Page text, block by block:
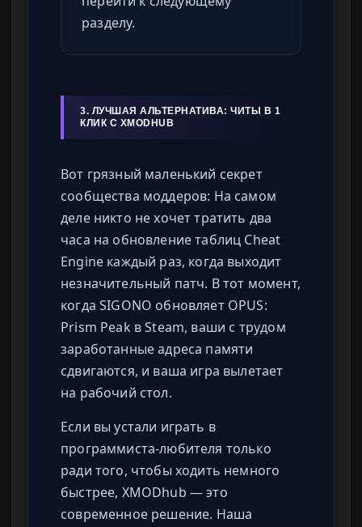
разделу.
3. ЛУЧШАЯ АЛЬТЕРНАТИВА: ЧИТЫ В 1
КЛИК С XMODHUB
Вот грязный маленький секрет
сообщества моддеров: На самом
деле никто не хочет тратить два
часа на обновление таблиц Cheat
Engine каждый раз, когда выходит
незначительный патч. В тот момент,
когда SIGONO обновляет OPUS:
Prism Peak в Steam, ваши с трудом
заработанные адреса памяти
сдвигаются, и ваша игра вылетает
на рабочий стол.
Если вы устали играть в
программиста-любителя только
ради того, чтобы ходить немного
быстрее, XMODhub — это
современное решение. Наша